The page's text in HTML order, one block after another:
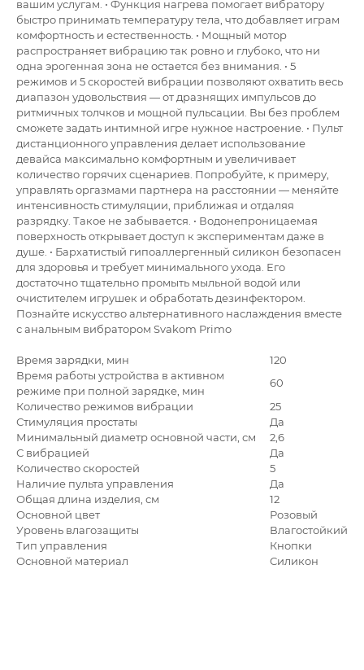
вашим услугам. • Функция нагрева помогает вибратору
быстро принимать температуру тела, что добавляет играм
комфортность и естественность. • Мощный мотор
распространяет вибрацию так ровно и глубоко, что ни
одна эрогенная зона не остается без внимания. • 5
режимов и 5 скоростей вибрации позволяют охватить весь
диапазон удовольствия — от дразнящих импульсов до
ритмичных толчков и мощной пульсации. Вы без проблем
сможете задать интимной игре нужное настроение. • Пульт
дистанционного управления делает использование
девайса максимально комфортным и увеличивает
количество горячих сценариев. Попробуйте, к примеру,
управлять оргазмами партнера на расстоянии — меняйте
интенсивность стимуляции, приближая и отдаляя
разрядку. Такое не забывается. • Водонепроницаемая
поверхность открывает доступ к экспериментам даже в
душе. • Бархатистый гипоаллергенный силикон безопасен
для здоровья и требует минимального ухода. Его
достаточно тщательно промыть мыльной водой или
очистителем игрушек и обработать дезинфектором.
Познайте искусство альтернативного наслаждения вместе
с анальным вибратором Svakom Primo
Время зарядки, мин
120
Время работы устройства в активном
режиме при полной зарядке, мин
60
Количество режимов вибрации
25
Стимуляция простаты
Да
Минимальный диаметр основной части, см
2,6
С вибрацией
Да
Количество скоростей
5
Наличие пульта управления
Да
Общая длина изделия, см
12
Основной цвет
Розовый
Уровень влагозащиты
Влагостойкий
Тип управления
Кнопки
Основной материал
Силикон